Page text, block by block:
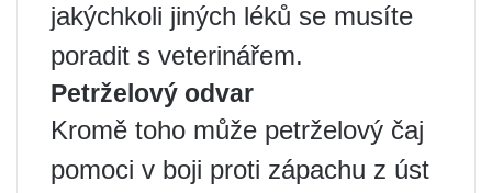
jakýchkoli jiných léků se musíte
poradit s veterinářem.
Petrželový odvar
Kromě toho může petrželový čaj
pomoci v boji proti zápachu z úst